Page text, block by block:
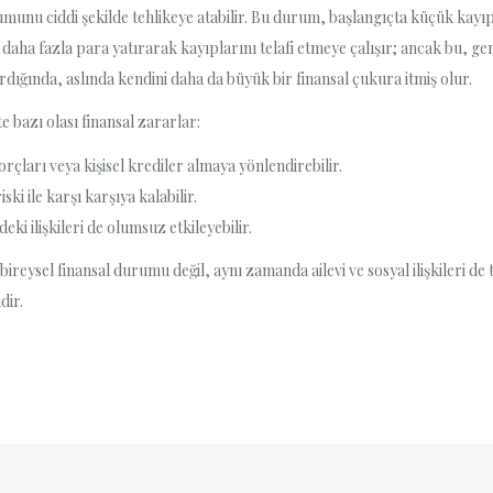
ciddi şekilde tehlikeye atabilir. Bu durum, başlangıçta küçük
fazla para yatırarak kayıplarını telafi etmeye çalışır; ancak bu,
aslında kendini daha da büyük bir finansal çukura itmiş olur.
bazı olası finansal zararlar:
veya kişisel krediler almaya yönlendirebilir.
ile karşı karşıya kalabilir.
ilişkileri de olumsuz etkileyebilir.
finansal durumu değil, aynı zamanda ailevi ve sosyal ilişkileri